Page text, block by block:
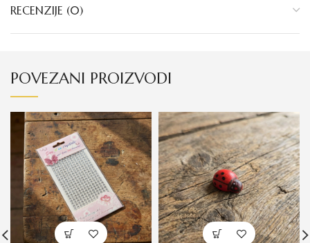
RECENZIJE (0)
POVEZANI PROIZVODI